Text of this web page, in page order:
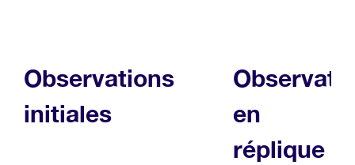
Observations
initiales
en
réplique